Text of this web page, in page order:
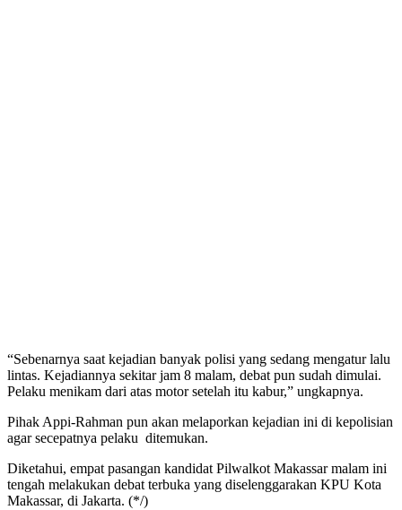
“Sebenarnya saat kejadian banyak polisi yang sedang mengatur lalu
lintas. Kejadiannya sekitar jam 8 malam, debat pun sudah dimulai.
Pelaku menikam dari atas motor setelah itu kabur,” ungkapnya.
Pihak Appi-Rahman pun akan melaporkan kejadian ini di kepolisian
agar secepatnya pelaku ditemukan.
Diketahui, empat pasangan kandidat Pilwalkot Makassar malam ini
tengah melakukan debat terbuka yang diselenggarakan KPU Kota
Makassar, di Jakarta. (*/)